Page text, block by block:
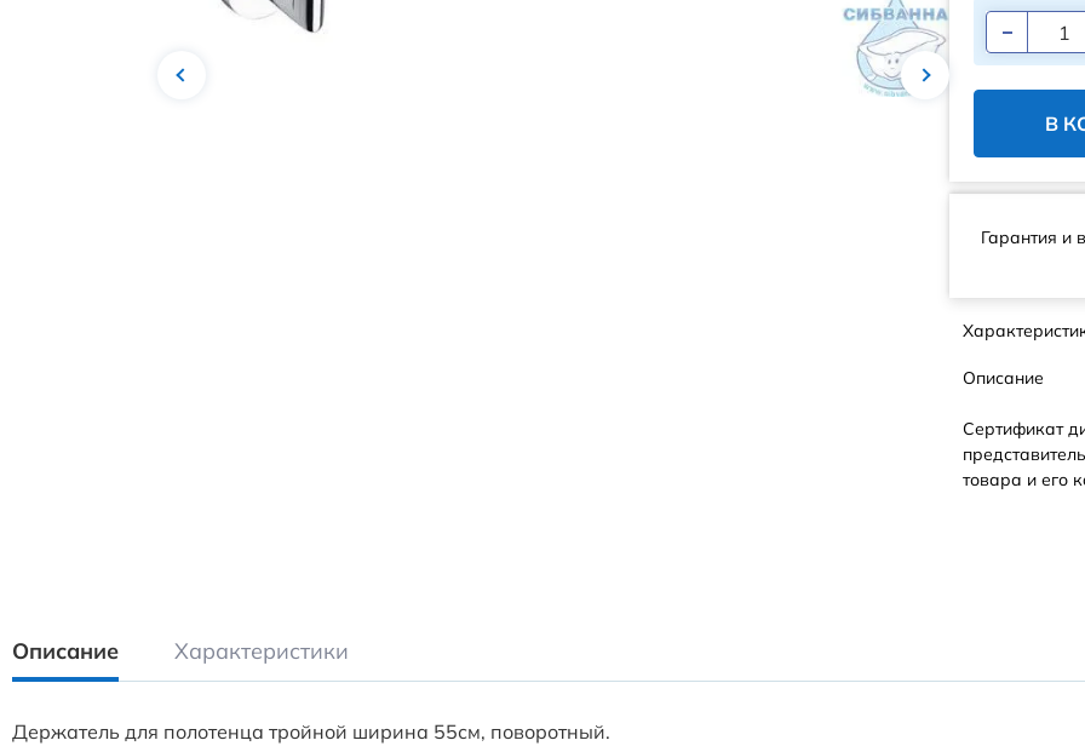
В
Гарантия и
Описание
Сертификат
товара и его
Описание Характеристики
Держатель для полотенца тройной ширина 55см, поворотный.